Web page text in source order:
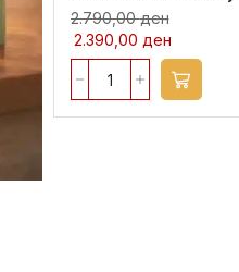
2.790,00ден
2.390,00 ден